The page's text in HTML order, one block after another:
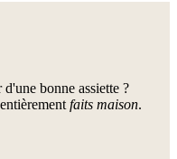
bonne assiette ?
faits maison.